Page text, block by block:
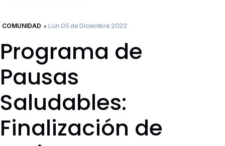
COMUNIDAD ● Lun 05 de Diciembre 2022
Programa de
Pausas
Saludables:
Finalización de